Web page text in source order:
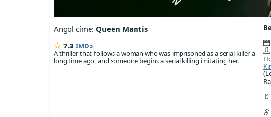
Angol címe: Queen Mantis
7.3 IMDb
A thriller that follows a woman who was imprisoned as a serial killer a
long time ago, and someone begins a serial killing imitating her.